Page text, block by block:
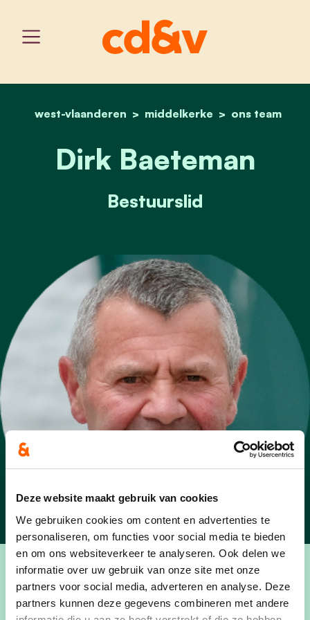
Deze website maakt gebruik van cookies
We gebruiken cookies om content en advertenties te
personaliseren, om functies voor social media te bieden
en om ons websiteverkeer te analyseren. Ook delen we
informatie over uw gebruik van onze site met onze
partners voor social media, adverteren en analyse. Deze
partners kunnen deze gegevens combineren met andere
home
west-vlaanderen middelkerke ons team
dirk baeteman
Dirk Baeteman
Bestuurslid